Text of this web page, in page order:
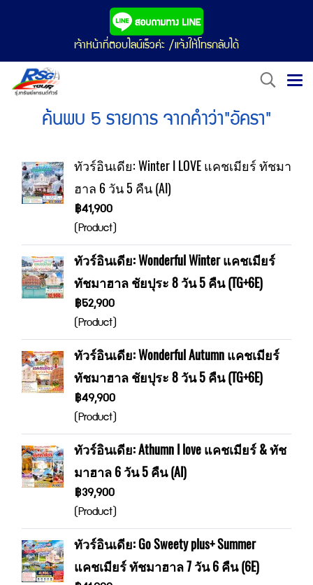
เจ้าหน้าที่ตอบไลน์เร็วค่ะ /แจ้งให้โทรกลับได้
ค้นพบ 5 รายการ จากคำว่า"อัครา"
ทัวร์อินเดีย: Winter I LOVE แคชเมียร์ ทัชมา
ฮาล 6 วัน 5 คืน (AI)
฿41,900
(Product)
ทัวร์อินเดีย: Wonderful Winter แคชเมียร์
ทัชมาฮาล ชัยปุระ 8 วัน 5 คืน (TG+6E)
฿52,900
(Product)
ทัวร์อินเดีย: Wonderful Autumn แคชเมียร์
ทัชมาฮาล ชัยปุระ 8 วัน 5 คืน (TG+6E)
฿49,900
(Product)
ทัวร์อินเดีย: Athumn I love แคชเมียร์ & ทัช
มาฮาล 6 วัน 5 คืน (AI)
฿39,900
(Product)
ทัวร์อินเดีย: Go Sweety plus+ Summer
แคชเมียร์ ทัชมาฮาล 7 วัน 6 คืน (6E)